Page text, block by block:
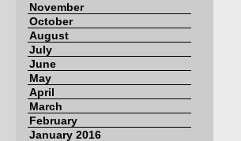
November
October
August
July
June
May
April
March
February
January 2016